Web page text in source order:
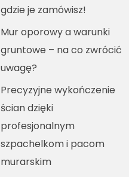
gdzie je zamówisz!
Mur oporowy a warunki
gruntowe – na co zwrócić
uwagę?
Precyzyjne wykończenie
ścian dzięki
profesjonalnym
szpachelkom i pacom
murarskim